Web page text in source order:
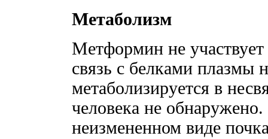
Метаболизм
Метформин не
связь с белками плазмы
метаболизируетcя в
человека не
неизмененном виде